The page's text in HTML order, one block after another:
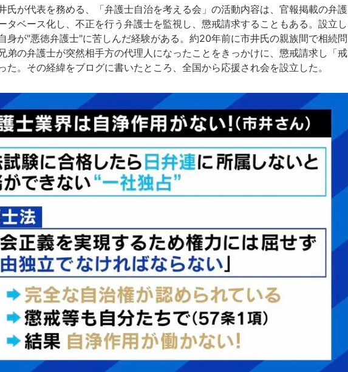
氏が代表を務める、「弁護士自治を考える会」の活動内容は、官報掲載の弁護
タベース化し、不正を行う弁護士を監視し、懲戒請求することもある。設立し
身が"悪徳弁護士"に苦しんだ経験がある。約20年前に市井氏の親族間で相続問
弟の弁護士が突然相手方の代理人になったことをきっかけに、懲戒請求し「戒
た。その経緯をブログに書いたところ、全国から応援され会を設立した。